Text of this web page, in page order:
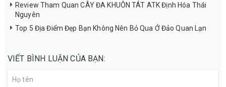
Review Tham Quan CÂY ĐA KHUÔN TÁT ATK Định Hóa Thái
Nguyên
Top 5 Địa Điểm Đẹp Bạn Không Nên Bỏ Qua Ở Đảo Quan Lạn
VIẾT BÌNH LUẬN CỦA BẠN: